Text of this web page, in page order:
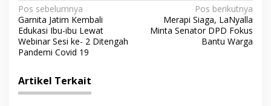
N
a
v
i
g
a
Pos sebelumnya
Garnita Jatim Kembali
Edukasi Ibu-ibu Lewat
Webinar Sesi ke- 2 Ditengah
Pandemi Covid 19
Pos berikutnya
Merapi Siaga, LaNyalla
Minta Senator DPD Fokus
Bantu Warga
Artikel Terkait